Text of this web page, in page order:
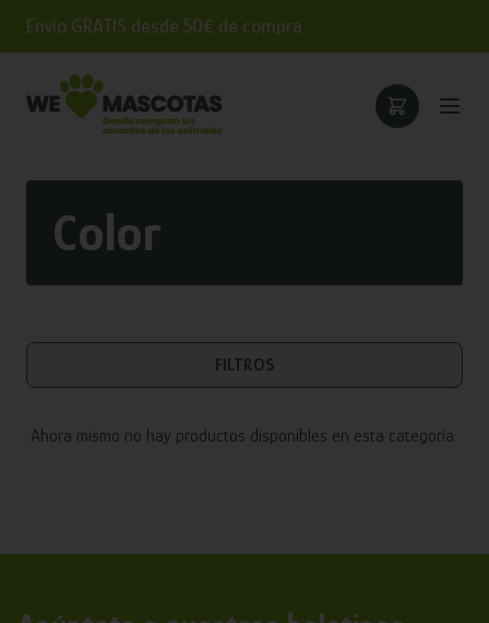
Envío GRATIS desde 50€ de compra
Color
FILTROS
Ahora mismo no hay productos disponibles en esta categoría.